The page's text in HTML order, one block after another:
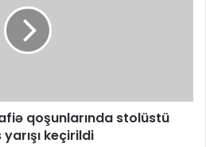
qoşunlarında stolüstü
keçirildi